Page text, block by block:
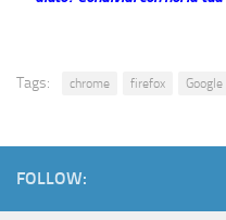
Tags: chrome firefox
FOLLOW: